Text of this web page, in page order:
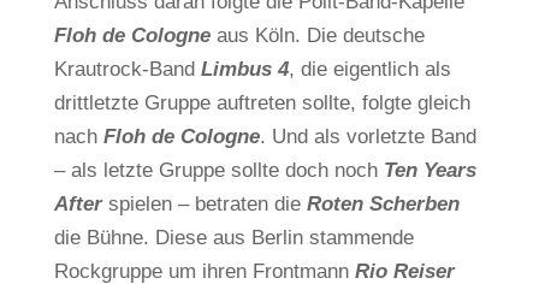
Floh de Cologneaus Köln. Die deutsche
Krautrock-Band Limbus 4, die eigentlich als
drittletzte Gruppe auftreten sollte, folgte gleich
nach Floh de Cologne. Und als vorletzte Band
– als letzte Gruppe sollte doch noch Ten Years
Afterspielen – betraten die Roten Scherben
die Bühne. Diese aus Berlin stammende
Rockgruppe um ihren Frontmann Rio Reiser